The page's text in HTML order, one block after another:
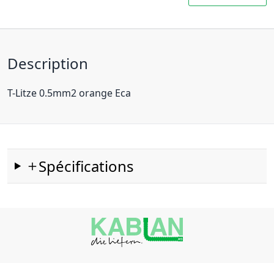
Description
T-Litze 0.5mm2 orange Eca
Spécifications